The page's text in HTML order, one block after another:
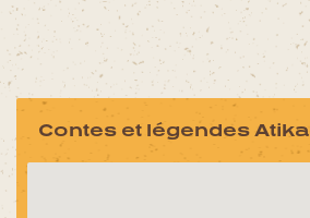
Contes et légendes